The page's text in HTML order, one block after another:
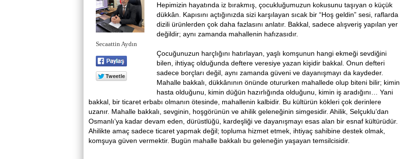
Secaattin Aydın
Hepimizin hayatında iz bırakmış, çocukluğumuzun kokusunu taşıyan o küçük
dükkân. Kapısını açtığınızda sizi karşılayan sıcak bir “Hoş geldin” sesi, raflarda
dizili ürünlerden çok daha fazlasını anlatır. Bakkal, sadece alışveriş yapılan yer
değildir; aynı zamanda mahallenin hafızasıdır.
Çocuğunuzun harçlığını hatırlayan, yaşlı komşunun hangi ekmeği sevdiğini
bilen, ihtiyaç olduğunda deftere veresiye yazan kişidir bakkal. Onun defteri
sadece borçları değil, aynı zamanda güveni ve dayanışmayı da kaydeder.
Mahalle bakkalı, dükkânının önünde otururken mahallede olup biteni bilir; kimin
hasta olduğunu, kimin düğün hazırlığında olduğunu, kimin iş aradığını… Yani
bakkal, bir ticaret erbabı olmanın ötesinde, mahallenin kalbidir. Bu kültürün kökleri çok derinlere
uzanır. Mahalle bakkalı, sevginin, hoşgörünün ve ahilik geleneğinin simgesidir. Ahilik, Selçuklu’dan
Osmanlı’ya kadar devam eden, dürüstlüğü, kardeşliği ve dayanışmayı esas alan bir esnaf kültürüdür.
Ahilikte amaç sadece ticaret yapmak değil; topluma hizmet etmek, ihtiyaç sahibine destek olmak,
komşuya güven vermektir. Bugün mahalle bakkalı bu geleneğin yaşayan temsilcisidir.